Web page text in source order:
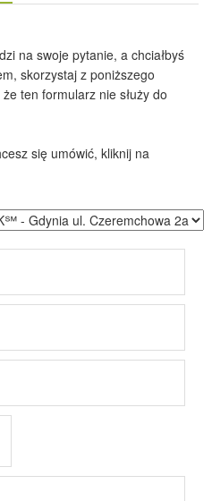
na swoje pytanie, a chciałbyś
skorzystaj z poniższego
ten formularz nie służy do
się umówić, kliknij na